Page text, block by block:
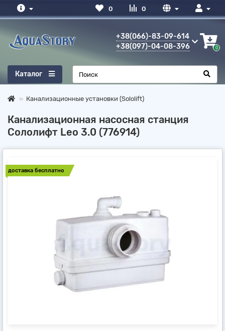
0
0
+38(066)-83-09-614
+38(097)-04-08-396
0
Каталог
Канализационные установки (Sololift)
Канализационная насосная станция
Сололифт Leo 3.0 (776914)
доставка бесплатно